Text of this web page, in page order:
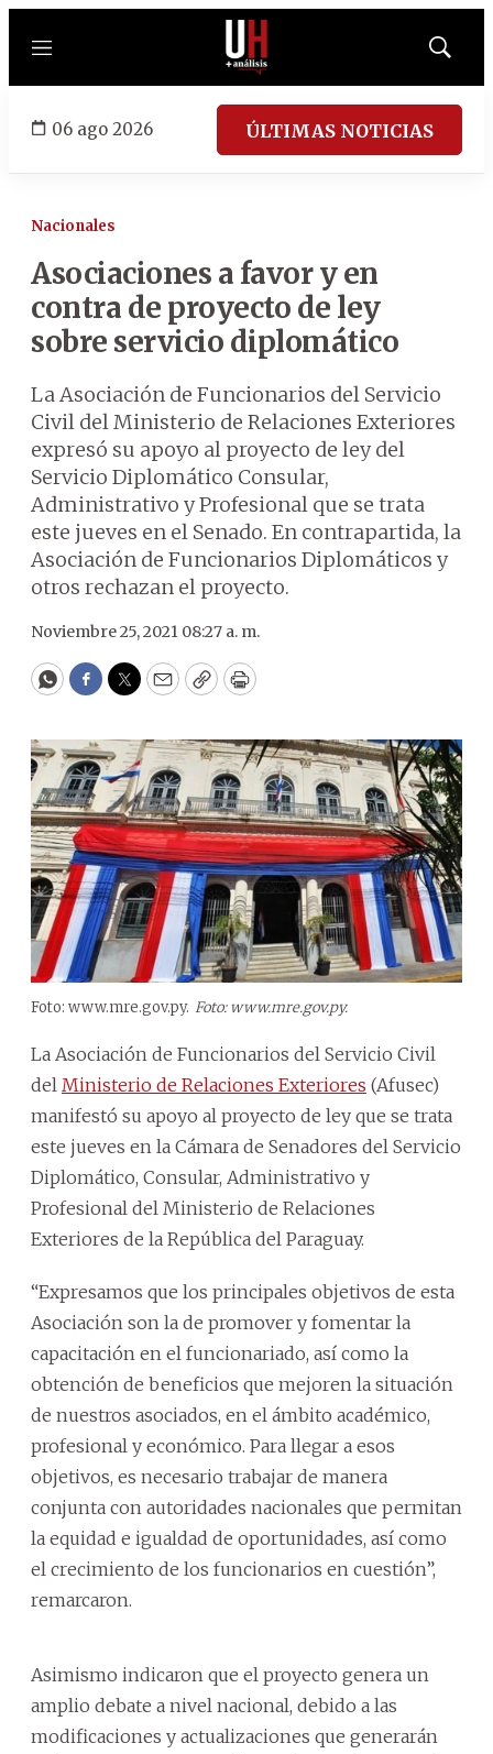
Menú
Mostrar
06 ago 2026 ÚLTIMAS NOTICIAS
Nacionales
Asociaciones a favor y en
contra de proyecto de ley
sobre servicio diplomático
La Asociación de Funcionarios del Servicio
Civil del Ministerio de Relaciones Exteriores
expresó su apoyo al proyecto de ley del
Servicio Diplomático Consular,
Administrativo y Profesional que se trata
este jueves en el Senado. En contrapartida, la
Asociación de Funcionarios Diplomáticos y
otros rechazan el proyecto.
Noviembre 25, 2021 08:27 a. m.
WhatsApp
Facebook
Twitter
EmailCopyPrint
Foto: www.mre.gov.py. Foto: www.mre.gov.py.
La Asociación de Funcionarios del Servicio Civil
del Ministerio de Relaciones Exteriores (Afusec)
manifestó su apoyo al proyecto de ley que se trata
este jueves en la Cámara de Senadores del Servicio
Diplomático, Consular, Administrativo y
Profesional del Ministerio de Relaciones
Exteriores de la República del Paraguay.
“Expresamos que los principales objetivos de esta
Asociación son la de promover y fomentar la
capacitación en el funcionariado, así como la
obtención de beneficios que mejoren la situación
de nuestros asociados, en el ámbito académico,
profesional y económico. Para llegar a esos
objetivos, es necesario trabajar de manera
conjunta con autoridades nacionales que permitan
la equidad e igualdad de oportunidades, así como
el crecimiento de los funcionarios en cuestión”,
remarcaron.
Asimismo indicaron que el proyecto genera un
amplio debate a nivel nacional, debido a las
modificaciones y actualizaciones que generarán